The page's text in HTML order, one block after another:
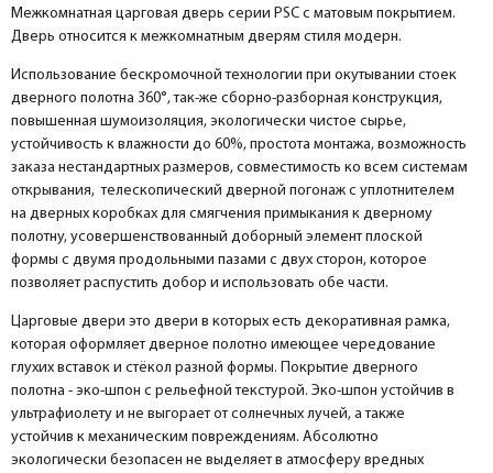
Притворная планка МДФ PP, белый 30*8*2070
Розетка
-
Межкомнатная царговая дверь серии PSC с матовым покрытием.
Дверь относится к межкомнатным дверям стиля модерн.
Использование бескромочной технологии при окутывании стоек
дверного полотна 360°, так-же сборно-разборная конструкция,
повышенная шумоизоляция, экологически чистое сырье,
устойчивость к влажности до 60%, простота монтажа, возможность
заказа нестандартных размеров, совместимость ко всем системам
открывания, телескопический дверной погонаж с уплотнителем
на дверных коробках для смягчения примыкания к дверному
полотну, усовершенствованный доборный элемент плоской
формы с двумя продольными пазами с двух сторон, которое
позволяет распустить добор и использовать обе части.
Царговые двери это двери в которых есть декоративная рамка,
которая оформляет дверное полотно имеющее чередование
глухих вставок и стёкол разной формы. Покрытие дверного
полотна - эко-шпон с рельефной текстурой. Эко-шпон устойчив в
ультрафиолету и не выгорает от солнечных лучей, а также
устойчив к механическим повреждениям. Абсолютно
экологически безопасен не выделяет в атмосферу вредных